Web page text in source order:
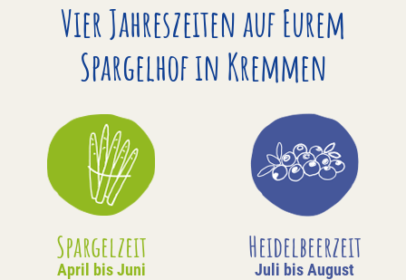
Vier Jahreszeiten auf Eurem
Spargelhof in Kremmen
Spargelzeit
April bis Juni
Heidelbeerzeit
Juli bis August